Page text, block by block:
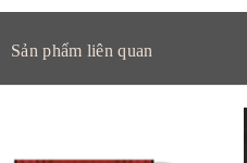
Sản phẩm liên quan